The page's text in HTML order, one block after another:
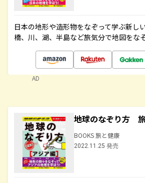
日本の地形や造形物をなぞって学ぶ新し
橋、川、湖、半島など旅気分で地図をな
AD
地球のなぞり方
BOOKS 旅と健康
2022.11.25 発売